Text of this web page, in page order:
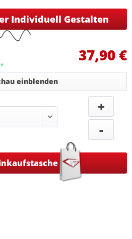
Individuell Gestalten
37,90 €
einblenden
+
-